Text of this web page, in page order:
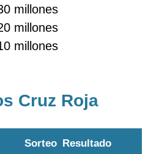
millones
millones
millones
Cruz Roja
Sorteo Resultado